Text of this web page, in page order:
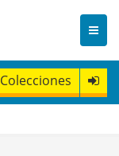
Colecciones